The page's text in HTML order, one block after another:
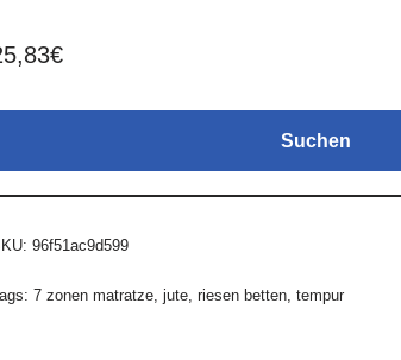
€
Suchen
96f51ac9d599
7 zonen matratze, jute, riesen betten, tempur